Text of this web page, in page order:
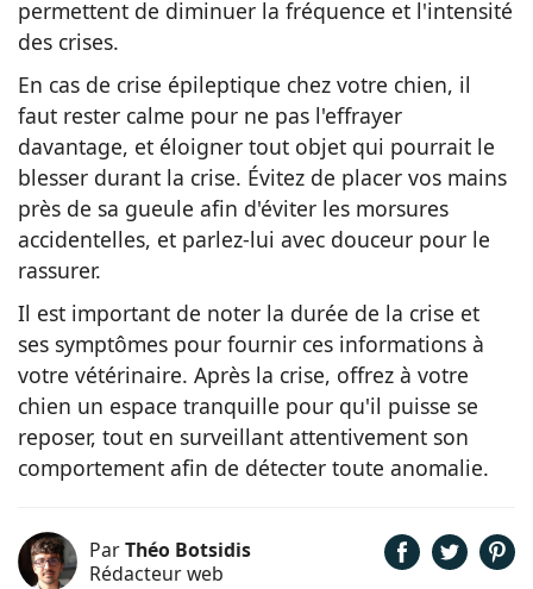
permettent de diminuer la fréquence et l'intensité
des crises.
En cas de crise épileptique chez votre chien, il
faut rester calme pour ne pas l'effrayer
davantage, et éloigner tout objet qui pourrait le
blesser durant la crise. Évitez de placer vos mains
près de sa gueule afin d'éviter les morsures
accidentelles, et parlez-lui avec douceur pour le
rassurer.
Il est important de noter la durée de la crise et
ses symptômes pour fournir ces informations à
votre vétérinaire. Après la crise, offrez à votre
chien un espace tranquille pour qu'il puisse se
reposer, tout en surveillant attentivement son
comportement afin de détecter toute anomalie.
ParThéo Botsidis
Rédacteur web